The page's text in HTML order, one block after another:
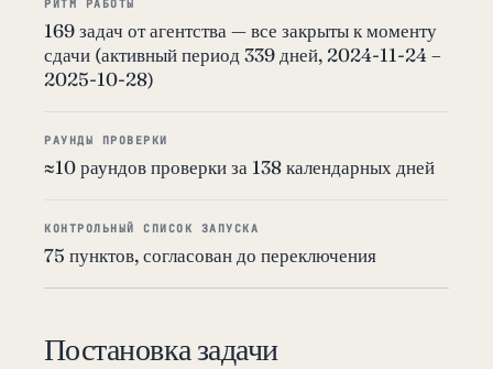
РИТМ РАБОТЫ
169 задач от агентства — все закрыты к моменту
сдачи (активный период 339 дней, 2024-11-24 –
2025-10-28)
РАУНДЫ ПРОВЕРКИ
≈10 раундов проверки за 138 календарных дней
КОНТРОЛЬНЫЙ СПИСОК ЗАПУСКА
75 пунктов, согласован до переключения
Постановка задачи